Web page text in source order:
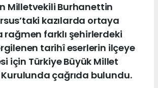
Milletvekili Burhanettin
kazılarda ortaya
rağmen farklı şehirlerdeki
tarihî eserlerin ilçeye
için Türkiye Büyük Millet
çağrıda bulundu.